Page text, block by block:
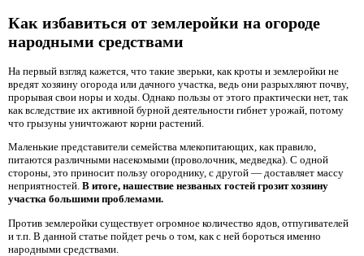
Как избавиться от землеройки на огороде
народными средствами
На первый взгляд кажется, что такие зверьки, как кроты и землеройки не
вредят хозяину огорода или дачного участка, ведь они разрыхляют почву,
прорывая свои норы и ходы. Однако пользы от этого практически нет, так
как вследствие их активной бурной деятельности гибнет урожай, потому
что грызуны уничтожают корни растений.
Маленькие представители семейства млекопитающих, как правило,
питаются различными насекомыми (проволочник, медведка). С одной
стороны, это приносит пользу огороднику, с другой — доставляет массу
неприятностей. В итоге, нашествие незваных гостей грозит хозяину
участка большими проблемами.
Против землеройки существует огромное количество ядов, отпугивателей
и т.п. В данной статье пойдет речь о том, как с ней бороться именно
народными средствами.